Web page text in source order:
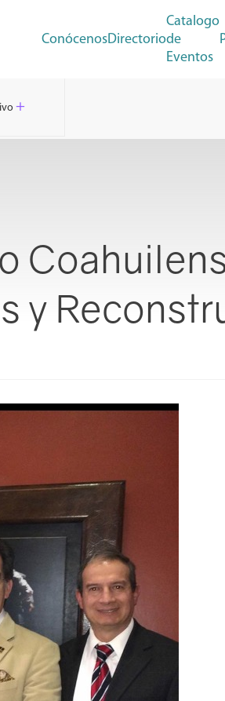
ConócenosDirectorio
Catalogo
de
Eventos
+
y